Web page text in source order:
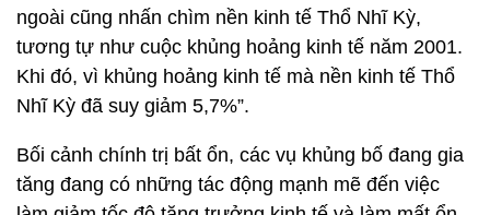
ngoài cũng nhấn chìm nền kinh tế Thổ Nhĩ Kỳ,
tương tự như cuộc khủng hoảng kinh tế năm 2001.
Khi đó, vì khủng hoảng kinh tế mà nền kinh tế Thổ
Nhĩ Kỳ đã suy giảm 5,7%”.
Bối cảnh chính trị bất ổn, các vụ khủng bố đang gia
tăng đang có những tác động mạnh mẽ đến việc